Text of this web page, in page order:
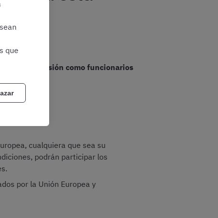
Es
de posesión como funcionarios
cualquiera que sea su
podrán participar los
por la Unión Europea y
que